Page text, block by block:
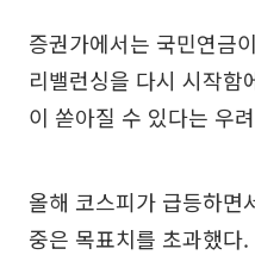
증권가에서는 국민연금
리밸런싱을 다시 시작함
이 쏟아질 수 있다는 우
올해 코스피가 급등하면
중은 목표치를 초과했다